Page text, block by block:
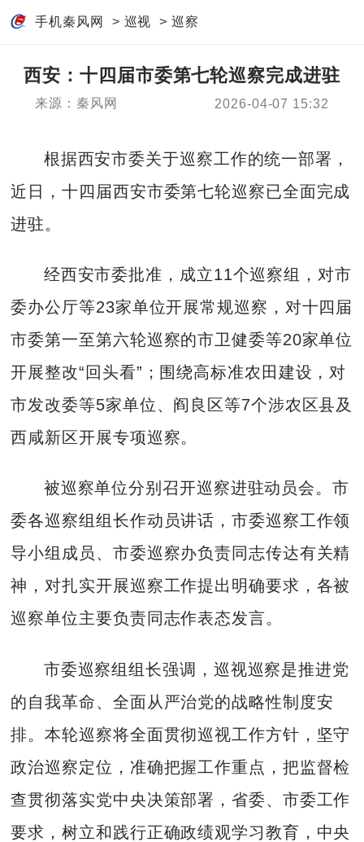
手机秦风网 > 巡视 > 巡察
西安：十四届市委第七轮巡察完成进驻
来源：秦风网 2026-04-07 15:32
根据西安市委关于巡察工作的统一部署，
近日，十四届西安市委第七轮巡察已全面完成
进驻。
经西安市委批准，成立11个巡察组，对市
委办公厅等23家单位开展常规巡察，对十四届
市委第一至第六轮巡察的市卫健委等20家单位
开展整改“回头看”；围绕高标准农田建设，对
市发改委等5家单位、阎良区等7个涉农区县及
西咸新区开展专项巡察。
被巡察单位分别召开巡察进驻动员会。市
委各巡察组组长作动员讲话，市委巡察工作领
导小组成员、市委巡察办负责同志传达有关精
神，对扎实开展巡察工作提出明确要求，各被
巡察单位主要负责同志作表态发言。
市委巡察组组长强调，巡视巡察是推进党
的自我革命、全面从严治党的战略性制度安
排。本轮巡察将全面贯彻巡视工作方针，坚守
政治巡察定位，准确把握工作重点，把监督检
查贯彻落实党中央决策部署，省委、市委工作
要求，树立和践行正确政绩观学习教育，中央